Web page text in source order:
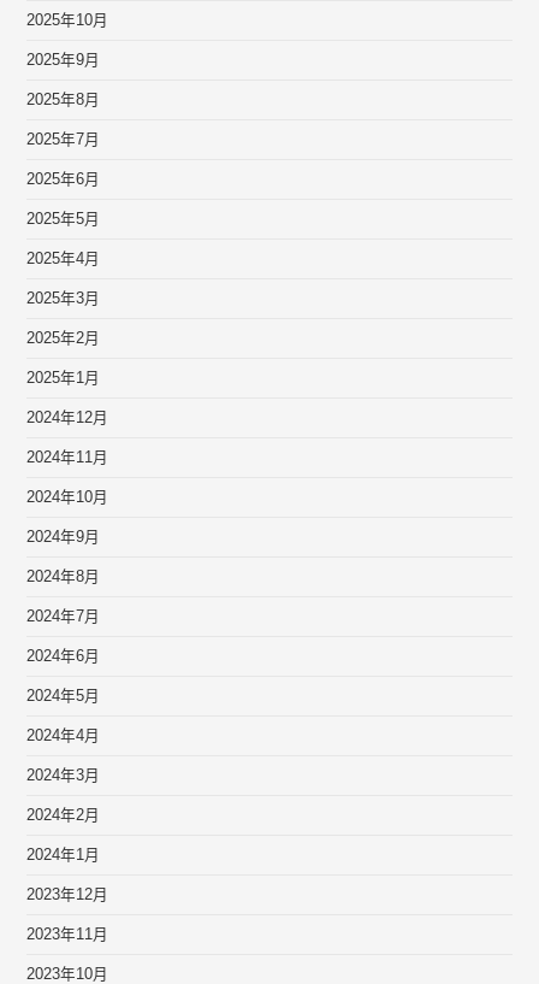
2025年10月
2025年9月
2025年8月
2025年7月
2025年6月
2025年5月
2025年4月
2025年3月
2025年2月
2025年1月
2024年12月
2024年11月
2024年10月
2024年9月
2024年8月
2024年7月
2024年6月
2024年5月
2024年4月
2024年3月
2024年2月
2024年1月
2023年12月
2023年11月
2023年10月